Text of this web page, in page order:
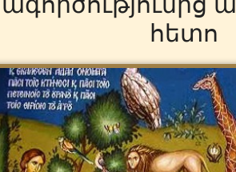
հետո